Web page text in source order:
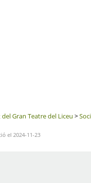
Gran Teatre del Liceu >
el 2024-11-23